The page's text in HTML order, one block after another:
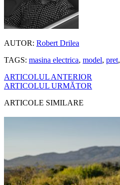
AUTOR: Robert Drilea
TAGS: masina electrica, model, pret,
ARTICOLUL ANTERIOR
ARTICOLUL URMĂTOR
ARTICOLE SIMILARE